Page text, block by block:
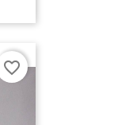
favorite_border